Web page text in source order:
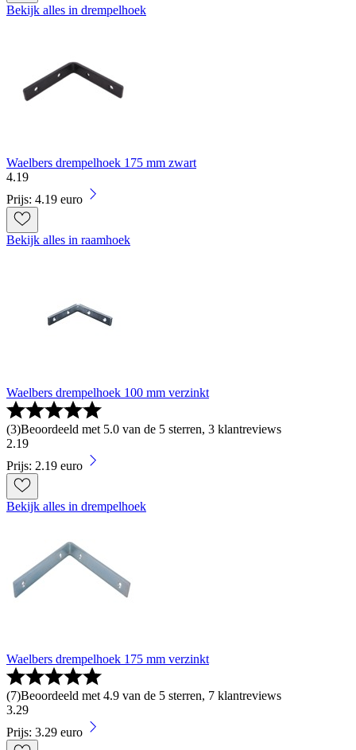
Bekijk alles in drempelhoek
Waelbers drempelhoek 175 mm zwart
4.19
Prijs: 4.19 euro
Bekijk alles in raamhoek
Waelbers drempelhoek 100 mm verzinkt
(3)Beoordeeld met 5.0 van de 5 sterren, 3 klantreviews
2.19
Prijs: 2.19 euro
Bekijk alles in drempelhoek
Waelbers drempelhoek 175 mm verzinkt
(7)Beoordeeld met 4.9 van de 5 sterren, 7 klantreviews
3.29
Prijs: 3.29 euro